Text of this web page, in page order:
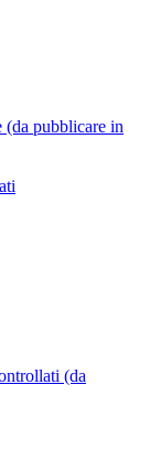
(da pubblicare in
(da